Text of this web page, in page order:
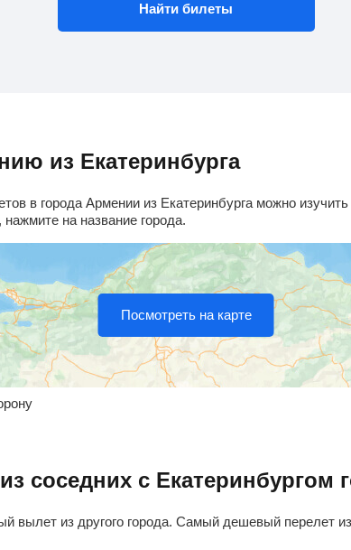
Найти билеты
из Екатеринбурга
в города Армении из Екатеринбурга можно
на название города.
Посмотреть на карте
соседних с Екатеринбургом
вылет из другого города. Самый дешевый перелет